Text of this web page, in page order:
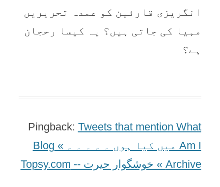
انگریزی قارئین کو عمدہ تحریریں
مہیا کی جاتی ہیں؟ یہ کیسا رحجان
ہے؟
Pingback: Tweets that mention What
Am I میں کیا ہوں ۔ ۔ ۔ ۔ ۔ » Blog
Archive » خوشگوار حيرت -- Topsy.com